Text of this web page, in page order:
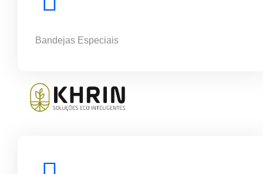
Bandejas Especiais